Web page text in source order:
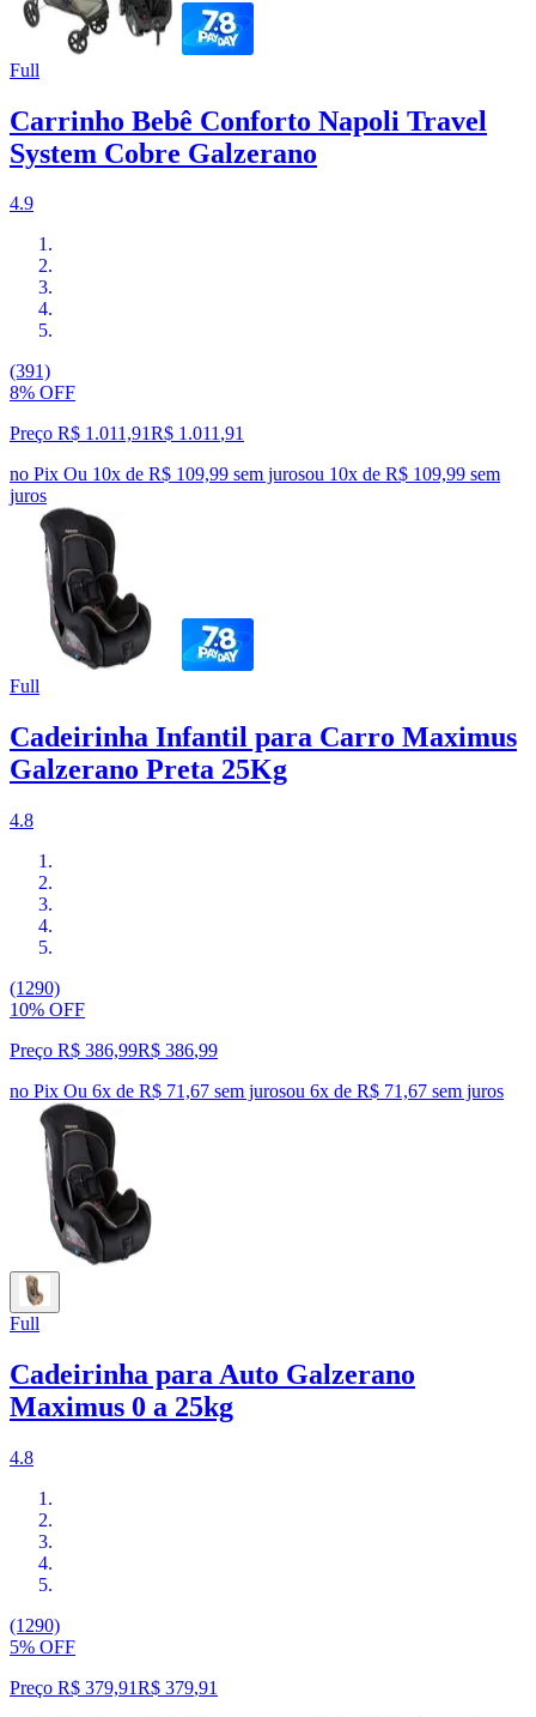
Full
Carrinho Bebê Conforto Napoli Travel
System Cobre Galzerano
4.9
(391)
8% OFF
Preço R$ 1.011,91R$ 1.011,91
no Pix Ou 10x de R$ 109,99 sem jurosou 10x de R$ 109,99 sem
juros
Full
Cadeirinha Infantil para Carro Maximus
Galzerano Preta 25Kg
4.8
(1290)
10% OFF
Preço R$ 386,99R$ 386,99
no Pix Ou 6x de R$ 71,67 sem jurosou 6x de R$ 71,67 sem juros
Full
Cadeirinha para Auto Galzerano
Maximus 0 a 25kg
4.8
(1290)
5% OFF
Preço R$ 379,91R$ 379,91